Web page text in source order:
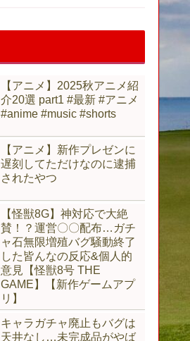
【アニメ】2025秋アニメ紹
介20選 part1 #最新 #アニメ
#anime #music #shorts
【アニメ】新作プレゼンに
遅刻してただけなのに逮捕
されたやつ
【怪獣8G】神対応で大絶
賛！？運営〇〇配布…ガチ
ャ石無限増殖バグ騒動終了
した皆んなの反応&個人的
意見【怪獣8号 THE
GAME】【新作ゲームアプ
リ】
キャラガチャ廃止もバグは
天井なし…未完成品がやば